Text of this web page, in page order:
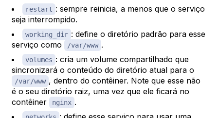
restart : sempre reinicia, a menos que o serviço
seja interrompido.
working_dir : define o diretório padrão para esse
serviço como
/var/www .
volumes : cria um volume compartilhado que
sincronizará o conteúdo do diretório atual para o
/var/www , dentro do contêiner. Note que esse não
é o seu diretório raiz, uma vez que ele ficará no
contêiner
nginx .